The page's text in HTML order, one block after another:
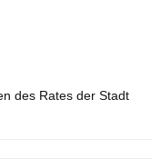
des Rates der Stadt